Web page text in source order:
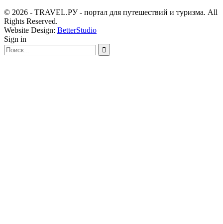
© 2026 - TRAVEL.РУ - портал для путешествий и туризма. All
Rights Reserved.
Website Design: BetterStudio
Sign in